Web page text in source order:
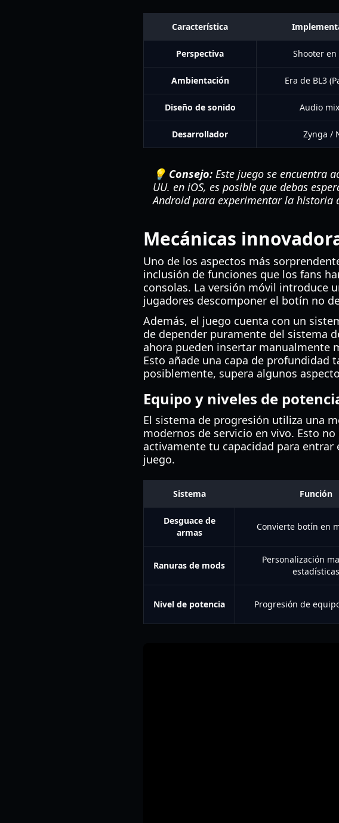
Característica
Perspectiva Shooter
Ambientación Era de BL3
Diseño de sonido Audio
Desarrollador Zynga /
💡 Consejo: Este juego se encuentra
UU. en iOS, es posible que debas
Android para experimentar la historia
Mecánicas
Uno de los aspectos más
inclusión de funciones que los fans
consolas. La versión móvil introduce
jugadores descomponer el botín no
Además, el juego cuenta con un
de depender puramente del sistema
ahora pueden insertar manualmente
Esto añade una capa de profundidad
posiblemente, supera algunos
Equipo y niveles de
El sistema de progresión utiliza una
modernos de servicio en vivo. Esto
activamente tu capacidad para
juego.
Sistema Función
Desguace de
armas
Convierte botín en
Ranuras de mods
Personalización
estadísticas
Nivel de potencia Progresión de